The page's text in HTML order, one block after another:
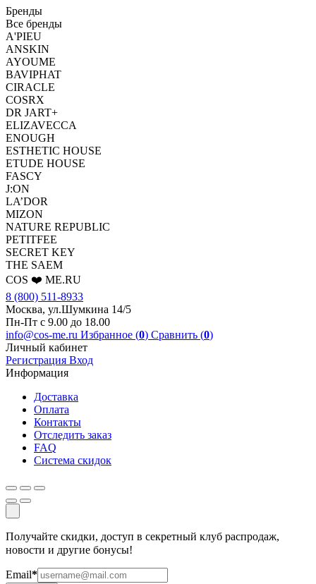
Бренды
Все бренды
A'PIEU
ANSKIN
AYOUME
BAVIPHAT
CIRACLE
COSRX
DR JART+
ELIZAVECCA
ENOUGH
ESTHETIC HOUSE
ETUDE HOUSE
FASCY
J:ON
LA’DOR
MIZON
NATURE REPUBLIC
PETITFEE
SEСRET KEY
THE SAEM
COS ❤️ ME.RU
8 (800) 511-8933
Москва, ул.Шумкина 14/5
Пн-Пт с 9.00 до 18.00
info@cos-me.ru Избранное (0) Сравнить (0)
Личный кабинет
Регистрация Вход
Информация
Доставка
Оплата
Контакты
Отследить заказ
FAQ
Система скидок
Получайте скидки, доступ в секретный клуб распродаж,
новости и другие бонусы!
Email*